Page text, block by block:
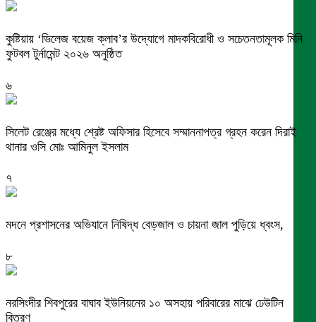
কুষ্টিয়ায় ‘ভিলেজ বয়েজ ক্লাব’র উদ্যোগে মাদকবিরোধী ও সচেতনতামূলক মিনি
ফুটবল টুর্নামেন্ট ২০২৬ অনুষ্ঠিত
৬
সিলেট রেঞ্জের মধ্যে শ্রেষ্ট অফিসার হিসেবে সম্মাননাপত্র গ্রহন করেন দিরাই
থানার ওসি মোঃ আমিনুল ইসলাম
৭
মদনে প্রশাসনের অভিযানে নিষিদ্ধ বেড়জাল ও চায়না জাল পুড়িয়ে ধ্বংস,
৮
নরসিংদীর শিবপুরের বাঘাব ইউনিয়নের ১০ অসহায় পরিবারের মাঝে ঢেউটিন
বিতরণ